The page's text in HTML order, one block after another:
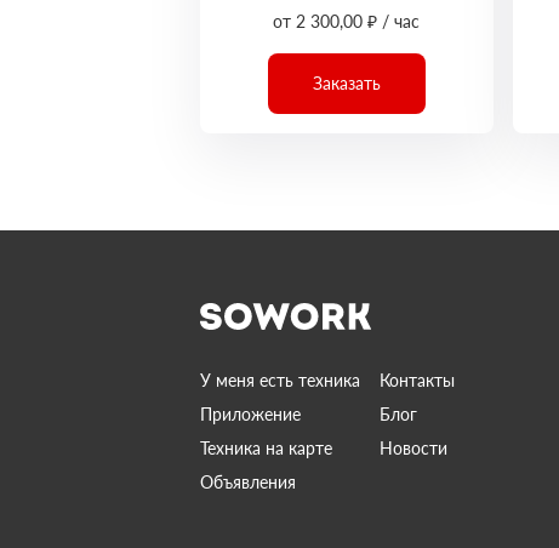
от 2 300,00 ₽ / час
Заказать
У меня есть техника
Контакты
Приложение
Блог
Техника на карте
Новости
Объявления